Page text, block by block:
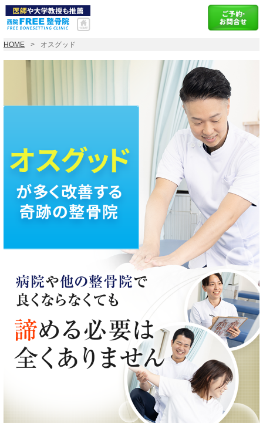
HOME オスグッド